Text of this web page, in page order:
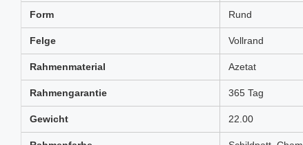
Form Rund
Felge Vollrand
Rahmenmaterial Azetat
Rahmengarantie 365 Tag
Gewicht 22.00